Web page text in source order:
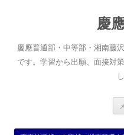
へ
ス
キ
慶
慶應普通部・中等部・湘南藤
です。学習から出願、面接対